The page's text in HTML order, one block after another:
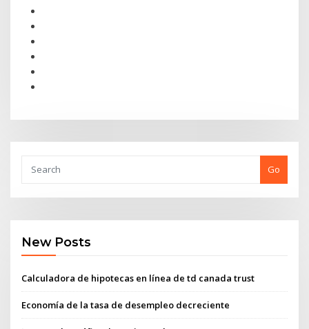
Go
New Posts
Calculadora de hipotecas en línea de td canada trust
Economía de la tasa de desempleo decreciente